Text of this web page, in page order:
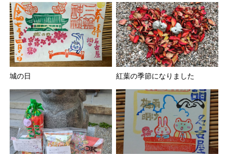
城の日 紅葉の季節になりました